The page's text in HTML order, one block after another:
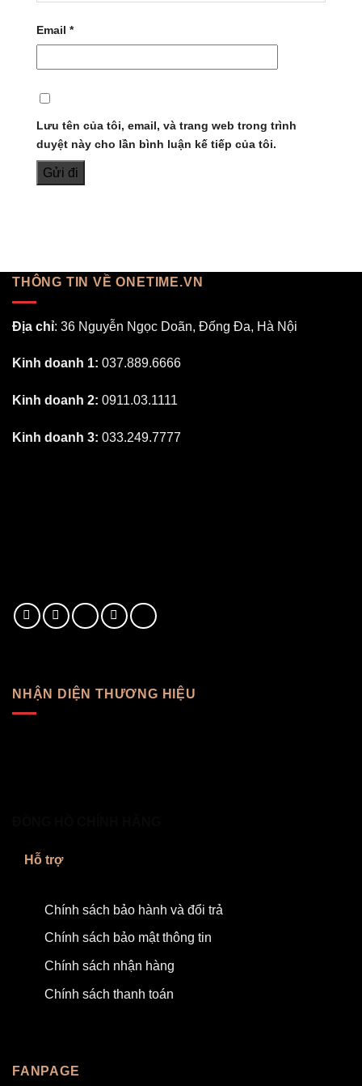
Email *
Lưu tên của tôi, email, và trang web trong trình
duyệt này cho lần bình luận kế tiếp của tôi.
THÔNG TIN VỀ ONETIME.VN
Địa chỉ: 36 Nguyễn Ngọc Doãn, Đống Đa, Hà Nội
Kinh doanh 1: 037.889.6666
Kinh doanh 2: 0911.03.1111
Kinh doanh 3: 033.249.7777
NHẬN DIỆN THƯƠNG HIỆU
Hỗ trợ
Chính sách bảo hành và đổi trả
Chính sách bảo mật thông tin
Chính sách nhận hàng
Chính sách thanh toán
FANPAGE